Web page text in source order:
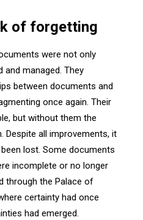
of forgetting
were not only
managed. They
between documents and
once again. Their
but without them the
Despite all improvements, it
lost. Some documents
incomplete or no longer
through the Palace of
certainty had once
had emerged.